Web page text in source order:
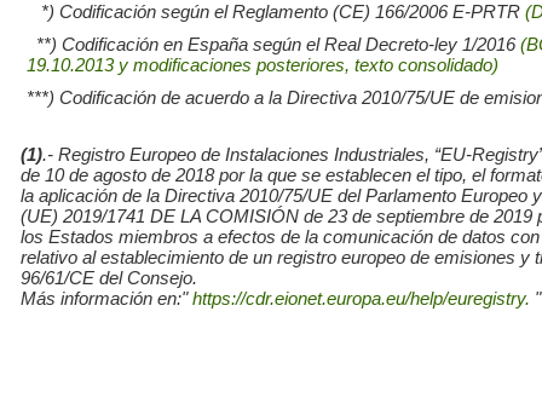
*) Codificación según el Reglamento (CE) 166/2006 E-PRTR
**) Codificación en España según el Real Decreto-ley 1/2016
19.10.2013 y modificaciones posteriores, texto consolidado)
***) Codificación de acuerdo a la Directiva 2010/75/UE de
(1).- Registro Europeo de Instalaciones Industriales, “EU-
de 10 de agosto de 2018 por la que se establecen el tipo, el
la aplicación de la Directiva 2010/75/UE del Parlamento
(UE) 2019/1741 DE LA COMISIÓN de 23 de septiembre de
los Estados miembros a efectos de la comunicación de datos
relativo al establecimiento de un registro europeo de emisiones
96/61/CE del Consejo.
Más información en:"https://cdr.eionet.europa.eu/help/euregistry. "